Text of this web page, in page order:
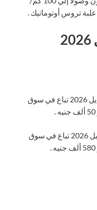
الفئة الأولي من سيارة أفاتار 12 موديل 2026 تباع في سوق
الفئة الثانية من سيارة أفاتار 12 موديل 2026 تباع في سوق